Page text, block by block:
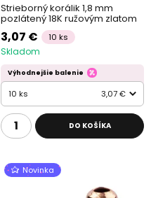
Strieborný korálik 1,8 mm
pozlátený 18K ružovým zlatom
3,07 € 10 ks
Skladom
Výhodnejšie balenie
10 ks 3,07 €
DO KOŠÍKA
Novinka